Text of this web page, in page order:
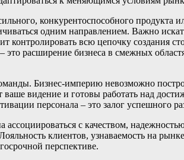
конкурентоспособного продукта
одним направлением. Важно
контролировать всю цепочку создания
это расширение бизнеса в смежных
Бизнес-империю невозможно
видение и готовы работать над
персонала – это залог успешного
с качеством,
клиентов, узнаваемость на
перспективе.